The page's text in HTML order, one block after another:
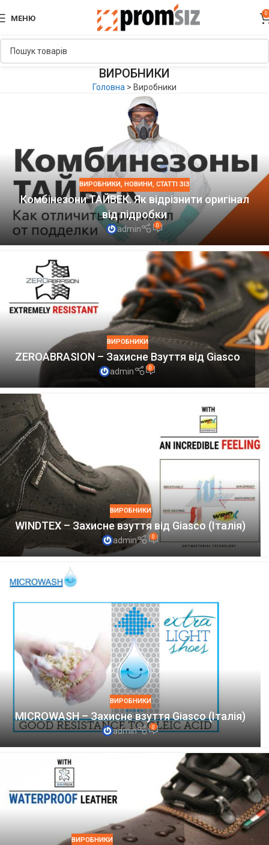
МЕНЮ
0
ВИРОБНИКИ
Головна > Виробники
ВИРОБНИКИ, НОВИНИ, СТАТТІ ЗІЗ
Комбінезони ТАЙВЕК. Як відрізнити оригінал
від підробки
admin 0
ВИРОБНИКИ
ZEROABRASION – Захисне Взуття від Giasco
admin 0
ВИРОБНИКИ
WINDTEX – Захисне взуття від Giasco (Італія)
admin 0
ВИРОБНИКИ
MICROWASH – Захисне взуття Giasco (Італія)
admin 0
ВИРОБНИКИ